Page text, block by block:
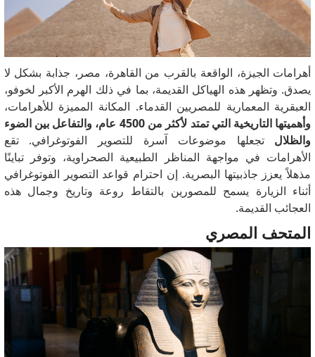
أهرامات الجيزة، الواقعة بالقرب من القاهرة، مصر، جذابة بشكل لا
يصدق. وتظهر هذه الهياكل القديمة، بما في ذلك الهرم الأكبر لخوفو،
العبقرية المعمارية للمصريين القدماء. المكانة المميزة للأهرامات،
وأهميتها التاريخية التي تمتد لأكثر من 4500 عام، والتفاعل بين الضوء
والظلال تجعلها موضوعات آسرة للتصوير الفوتوغرافي.تقع
الأهرامات في مواجهة المناظر الطبيعية الصحراوية، وتوفر تباينًا
مذهلاً يعزز جاذبيتها البصرية. إن احترام قواعد التصوير الفوتوغرافي
أثناء الزيارة يسمح للمصورين بالتقاط روعة وتاريخ وجمال هذه
العجائب القديمة.
المتحف المصري